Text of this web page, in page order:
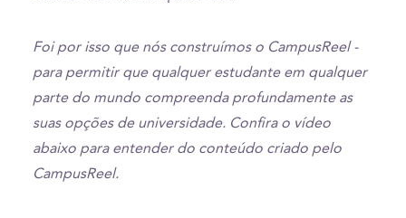
Foi por isso que nós construímos o CampusReel -
para permitir que qualquer estudante em qualquer
parte do mundo compreenda profundamente as
suas opções de universidade. Confira o vídeo
abaixo para entender do conteúdo criado pelo
CampusReel.